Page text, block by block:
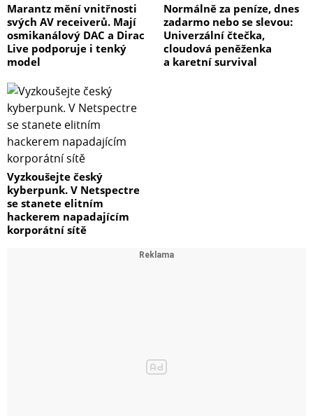
Marantz mění vnitřnosti
svých AV receiverů. Mají
osmikanálový DAC a Dirac
Live podporuje i tenký
model
Normálně za peníze, dnes
zadarmo nebo se slevou:
Univerzální čtečka,
cloudová peněženka
a karetní survival
Vyzkoušejte český
kyberpunk. V Netspectre
se stanete elitním
hackerem napadajícím
korporátní sítě